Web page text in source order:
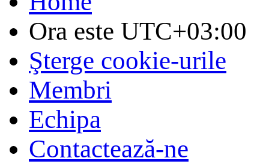
Ora este UTC+03:00
Şterge cookie-urile
Membri
Echipa
Contactează-ne